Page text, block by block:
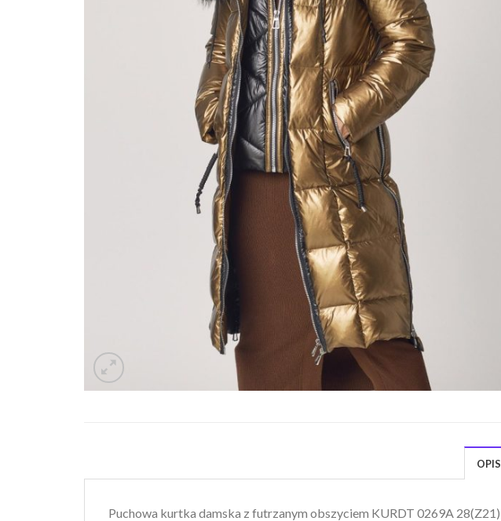
OPIS
Puchowa kurtka damska z futrzanym obszyciem KURDT 0269A 28(Z21)